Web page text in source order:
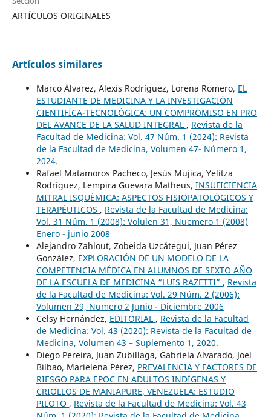
ARTÍCULOS ORIGINALES
Artículos similares
Marco Álvarez, Alexis Rodríguez, Lorena Romero, EL
ESTUDIANTE DE MEDICINA Y LA INVESTIGACIÓN
CIENTIFÍCA-TECNOLÓGICA: UN COMPROMISO EN PRO
DEL AVANCE DE LA SALUD INTEGRAL , Revista de la
Facultad de Medicina: Vol. 47 Núm. 1 (2024): Revista
de la Facultad de Medicina, Volumen 47- Número 1,
2024.
Rafael Matamoros Pacheco, Jesús Mujica, Yelitza
Rodríguez, Lempira Guevara Matheus, INSUFICIENCIA
MITRAL ISQUÉMICA: ASPECTOS FISIOPATOLÓGICOS Y
TERAPÉUTICOS , Revista de la Facultad de Medicina:
Vol. 31 Núm. 1 (2008): Volulen 31, Nuemero 1 (2008)
Enero - junio 2008
Alejandro Zahlout, Zobeida Uzcátegui, Juan Pérez
González, EXPLORACIÓN DE UN MODELO DE LA
COMPETENCIA MÉDICA EN ALUMNOS DE SEXTO AÑO
DE LA ESCUELA DE MEDICINA “LUIS RAZETTI” , Revista
de la Facultad de Medicina: Vol. 29 Núm. 2 (2006):
Volumen 29, Numero 2 Junio - Diciembre 2006
Celsy Hernández, EDITORIAL , Revista de la Facultad
de Medicina: Vol. 43 (2020): Revista de la Facultad de
Medicina, Volumen 43 – Suplemento 1, 2020.
Diego Pereira, Juan Zubillaga, Gabriela Alvarado, Joel
Bilbao, Marielena Pérez, PREVALENCIA Y FACTORES DE
RIESGO PARA EPOC EN ADULTOS INDÍGENAS Y
CRIOLLOS DE MANIAPURE, VENEZUELA: ESTUDIO
PILOTO , Revista de la Facultad de Medicina: Vol. 43